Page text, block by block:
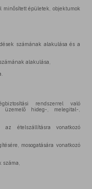
minősített épületek, objektumok
számának alakulása és a
alakulása,
rendszerrel való
hideg-, melegital-,
ételszállításra vonatkozó
mosogatására vonatkozó